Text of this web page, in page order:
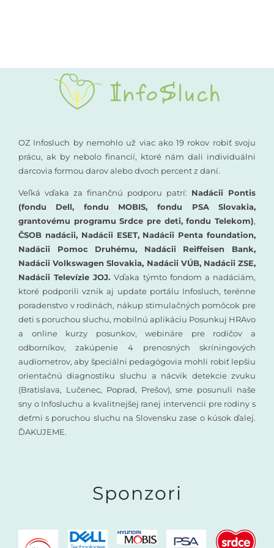
Rané poradenstvo
Vzdelávanie
OZ Infosluch by nemohlo už viac ako 19 rokov robiť svoju
prácu, ak by nebolo financií, ktoré nám dali individuálni
darcovia formou darov alebo dvoch percent z daní.
Veľká vďaka za finančnú podporu patrí: Nadácii Pontis
(fondu Dell, fondu MOBIS, fondu PSA Slovakia,
grantovému programu Srdce pre deti, fondu Telekom),
ČSOB nadácii, Nadácii ESET, Nadácii Penta foundation,
Nadácii Pomoc Druhému, Nadácii Reiffeisen Bank,
Nadácii Volkswagen Slovakia, Nadácii VÚB, Nadácii ZSE,
Nadácii Televízie JOJ.Vďaka týmto fondom a nadáciám,
ktoré podporili vznik aj update portálu Infosluch, terénne
poradenstvo v rodinách, nákup stimulačných pomôcok pre
deti s poruchou sluchu, mobilnú aplikáciu Posunkuj HRAvo
a online kurzy posunkov, webináre pre rodičov a
odborníkov, zakúpenie 4 prenosných skríningových
audiometrov, aby špeciálni pedagógovia mohli robiť lepšiu
orientačnú diagnostiku sluchu a nácvik detekcie zvuku
(Bratislava, Lučenec, Poprad, Prešov), sme posunuli naše
sny o Infosluchu a kvalitnejšej ranej intervencii pre rodiny s
deťmi s poruchou sluchu na Slovensku zase o kúsok ďalej.
ĎAKUJEME.
Sponzori